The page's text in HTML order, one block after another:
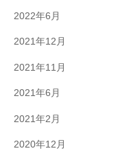
2022年6月
2021年12月
2021年11月
2021年6月
2021年2月
2020年12月